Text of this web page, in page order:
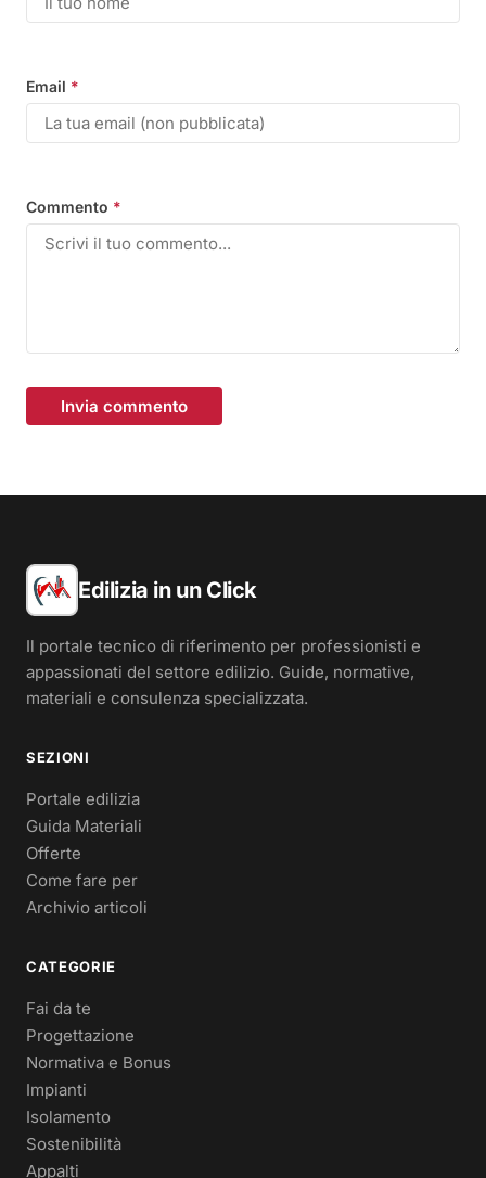
Email *
Commento *
Invia commento
Edilizia in un Click
Il portale tecnico di riferimento per professionisti e
appassionati del settore edilizio. Guide, normative,
materiali e consulenza specializzata.
SEZIONI
Portale edilizia
Guida Materiali
Offerte
Come fare per
Archivio articoli
CATEGORIE
Fai da te
Progettazione
Normativa e Bonus
Impianti
Isolamento
Sostenibilità
Appalti